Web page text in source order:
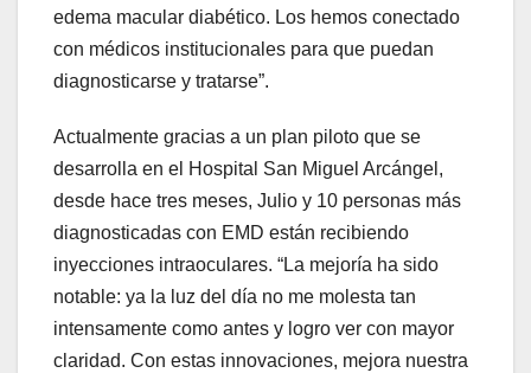
edema macular diabético. Los hemos conectado
con médicos institucionales para que puedan
diagnosticarse y tratarse”.
Actualmente gracias a un plan piloto que se
desarrolla en el Hospital San Miguel Arcángel,
desde hace tres meses, Julio y 10 personas más
diagnosticadas con EMD están recibiendo
inyecciones intraoculares. “La mejoría ha sido
notable: ya la luz del día no me molesta tan
intensamente como antes y logro ver con mayor
claridad. Con estas innovaciones, mejora nuestra